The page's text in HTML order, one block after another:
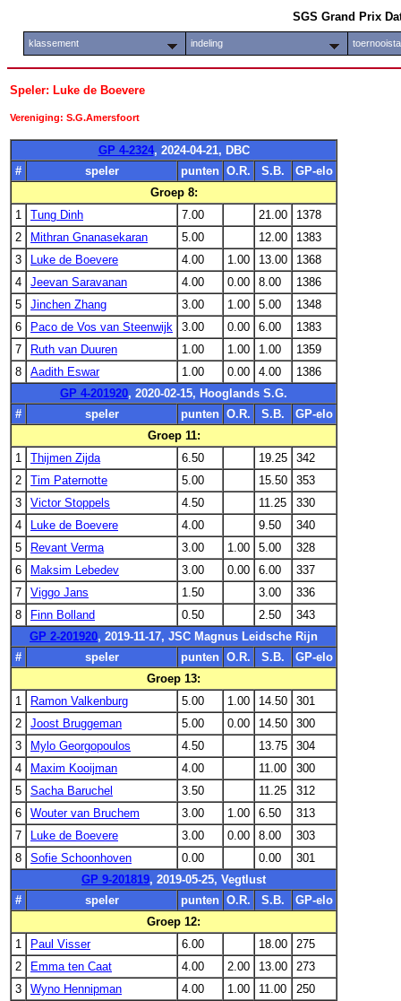
SGS Grand Prix
klassement indeling
Speler: Luke de Boevere
Vereniging: S.G.Amersfoort
GP 4-2324, 2024-04-21, DBC
#
speler punten O.R. S.B.
GP-elo
Groep 8:
1
Tung Dinh 7.00 21.00
1378
2
Mithran Gnanasekaran 5.00 12.00
1383
3
Luke de Boevere 4.00 1.00 13.00
1368
4
Jeevan Saravanan 4.00 0.00 8.00
1386
5
Jinchen Zhang 3.00 1.00 5.00
1348
6
Paco de Vos van Steenwijk 3.00 0.00 6.00
1383
7
Ruth van Duuren 1.00 1.00 1.00
1359
8
Aadith Eswar 1.00 0.00 4.00
1386
GP 4-201920, 2020-02-15, Hooglands S.G.
#
speler punten O.R. S.B.
GP-elo
Groep 11:
1
Thijmen Zijda 6.50 19.25
342
2
Tim Paternotte 5.00 15.50
353
3
Victor Stoppels 4.50 11.25
330
4
Luke de Boevere 4.00 9.50
340
5
Revant Verma 3.00 1.00 5.00
328
6
Maksim Lebedev 3.00 0.00 6.00
337
7
Viggo Jans 1.50 3.00
336
8
Finn Bolland 0.50 2.50
343
GP 2-201920, 2019-11-17, JSC Magnus Leidsche Rijn
#
speler punten O.R. S.B.
GP-elo
Groep 13:
1
Ramon Valkenburg 5.00 1.00 14.50
301
2
Joost Bruggeman 5.00 0.00 14.50
300
3
Mylo Georgopoulos 4.50 13.75
304
4
Maxim Kooijman 4.00 11.00
300
5
Sacha Baruchel 3.50 11.25
312
6
Wouter van Bruchem 3.00 1.00 6.50
313
7
Luke de Boevere 3.00 0.00 8.00
303
8
Sofie Schoonhoven 0.00 0.00
301
GP 9-201819, 2019-05-25, Vegtlust
#
speler punten O.R. S.B.
GP-elo
Groep 12:
1
Paul Visser 6.00 18.00
275
2
Emma ten Caat 4.00 2.00 13.00
273
3
Wyno Hennipman 4.00 1.00 11.00
250